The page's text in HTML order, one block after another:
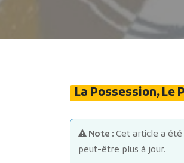
La Possession,
Note : Cet article a
peut-être plus à jour.